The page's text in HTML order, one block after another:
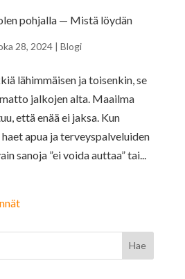
pohjalla — Mistä löydän
28, 2024| Blogi
lähimmäisen ja toisenkin, se
jalkojen alta. Maailma
että enää ei jaksa. Kun
apua ja terveyspalveluiden
sanoja ”ei voida auttaa” tai...